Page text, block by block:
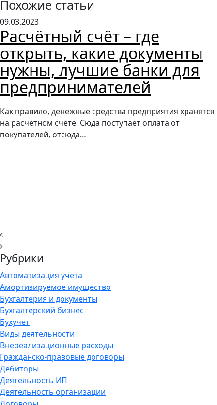
Похожие статьи
09.03.2023
Расчётный счёт – где
открыть, какие документы
нужны, лучшие банки для
предпринимателей
Как правило, денежные средства предприятия хранятся
на расчётном счёте. Сюда поступает оплата от
покупателей, отсюда…
Рубрики
Автоматизация учета
Амортизируемое имущество
Бухгалтерия и документы
Бухгалтерский бизнес
Бухучет
Виды деятельности
Внереализационные расходы
Гражданско-правовые договоры
Дебиторы
Деятельность ИП
Деятельность организации